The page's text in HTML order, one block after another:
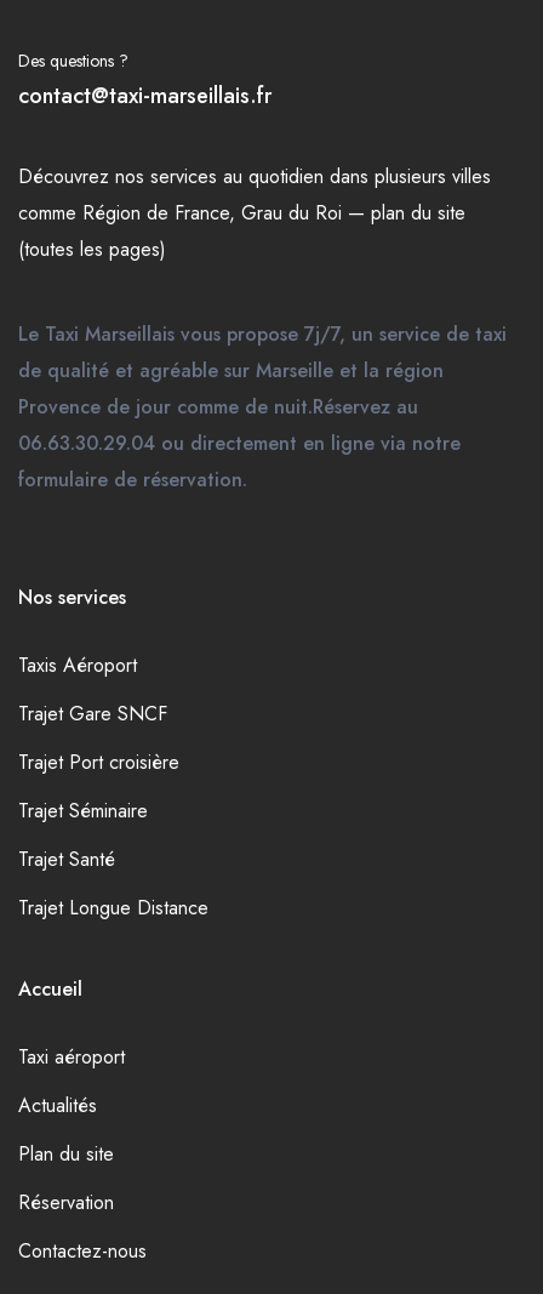
Des questions ?
contact@taxi-marseillais.fr
Découvrez nos services au quotidien dans plusieurs villes
comme Région de France, Grau du Roi — plan du site
(toutes les pages)
Le Taxi Marseillais vous propose 7j/7, un service de taxi
de qualité et agréable sur Marseille et la région
Provence de jour comme de nuit.Réservez au
06.63.30.29.04 ou directement en ligne via notre
formulaire de réservation.
Nos services
Taxis Aéroport
Trajet Gare SNCF
Trajet Port croisière
Trajet Séminaire
Trajet Santé
Trajet Longue Distance
Accueil
Taxi aéroport
Actualités
Plan du site
Réservation
Contactez-nous